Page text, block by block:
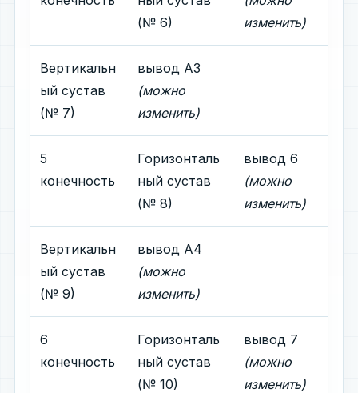
(№ 6)
изменить)
Вертикальн
ый сустав
(№ 7)
вывод A3
(можно
изменить)
5
конечность
Горизонталь
ный сустав
(№ 8)
вывод 6
(можно
изменить)
Вертикальн
ый сустав
(№ 9)
вывод A4
(можно
изменить)
6
конечность
Горизонталь
ный сустав
(№ 10)
вывод 7
(можно
изменить)